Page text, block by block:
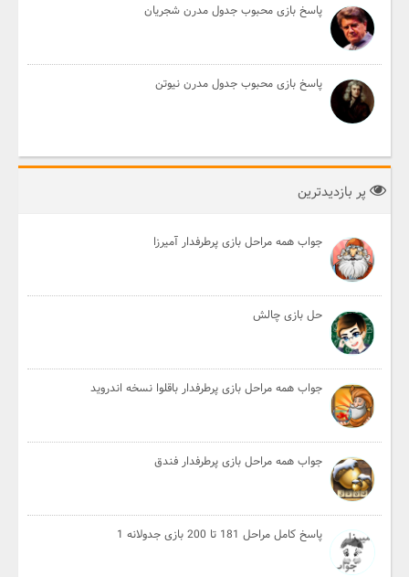
پاسخ بازی محبوب جدول مدرن شجریان
پاسخ بازی محبوب جدول مدرن نیوتن
پر بازدیدترین
جواب همه مراحل بازی پرطرفدار آمیرزا
حل بازی چالش
جواب همه مراحل بازی پرطرفدار باقلوا نسخه اندروید
جواب همه مراحل بازی پرطرفدار فندق
پاسخ کامل مراحل 181 تا 200 بازی جدولانه 1